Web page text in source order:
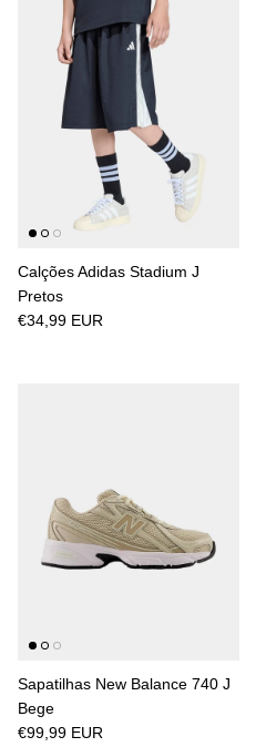
Calções Adidas Stadium J
Pretos
€34,99 EUR
Sapatilhas New Balance 740 J
Bege
€99,99 EUR